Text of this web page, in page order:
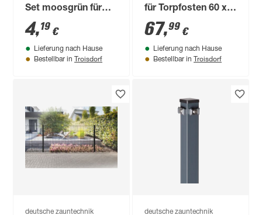
Set moosgrün für
Gartentorpfosten
Vario
4,19 €
Lieferung nach Hause
Bestellbar in Troisdorf
für Torpfosten 60 x
60 mm
67,99 €
Lieferung nach Hause
Bestellbar in Troisdorf
deutsche zauntechnik deutsche zauntechnik